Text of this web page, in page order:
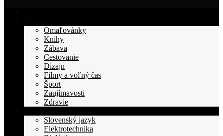
TOPden.skOmaľovánky
Knihy
Zábava
Cestovanie
Dizajn
Filmy a voľný čas
Šport
Zaujímavosti
Zdravie
Slovenský jazyk
Elektrotechnika